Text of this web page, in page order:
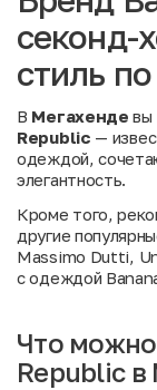
секонд-
стиль
В Мегахенде вы
Republic —
одеждой,
элегантность.
Кроме того,
другие
Massimo Dutti,
с одеждой
Что можно
Republic в